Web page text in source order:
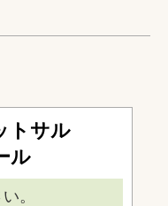
トサル
ル
。